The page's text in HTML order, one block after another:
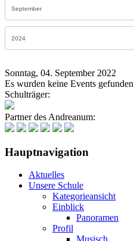
Sonntag, 04. September 2022
Es wurden keine Events gefunden
Schulträger:
Partner des Andreanum:
Hauptnavigation
Aktuelles
Unsere Schule
Kategorieansicht
Einblick
Panoramen
Profil